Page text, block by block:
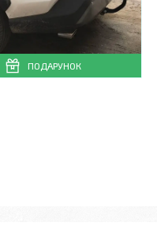
ПОДАРУНОК